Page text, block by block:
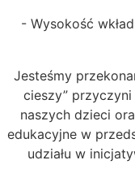
- Wysokość
Jesteśmy
cieszy”
naszych dzieci
edukacyjne w
udziału w